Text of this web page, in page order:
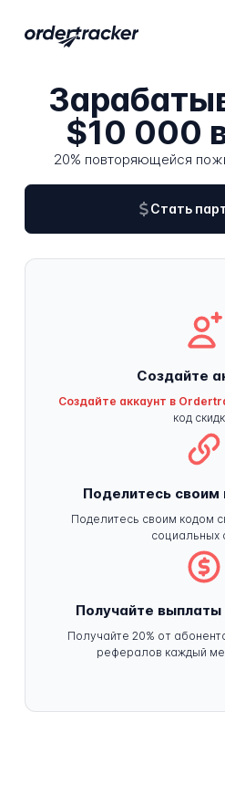
$10 000
20% повторяющейся
Стать
Создайте
Создайте аккаунт в
код
Поделитесь
Поделитесь своим кодом
социальных
Получайте
Получайте 20% от
рефералов каждый